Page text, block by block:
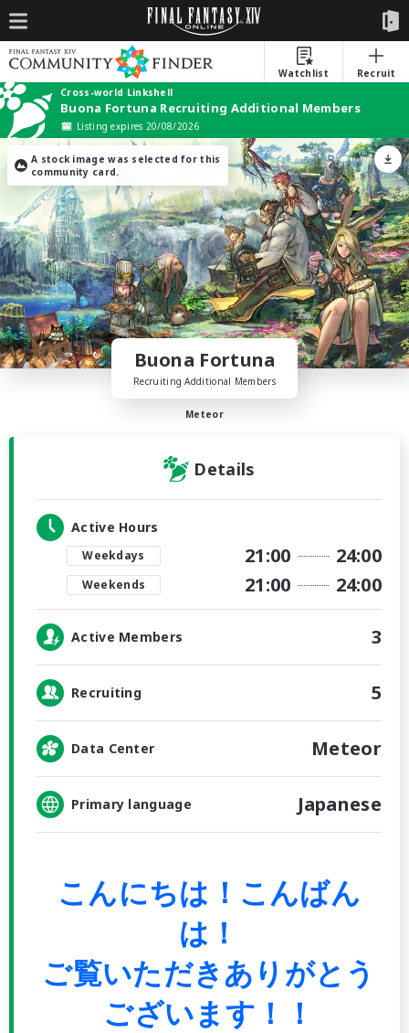
Watchlist
Recruit
Cross-world Linkshell
Buona Fortuna Recruiting Additional Members
Listing expires 20/08/2026
Buona Fortuna
Recruiting Additional Members
Meteor
A stock image was selected for this
community card.
Details
Active Hours
Weekdays 21:00 24:00
Weekends 21:00 24:00
Active Members 3
Recruiting 5
Data Center Meteor
Primary language Japanese
こんにちは！こんばん
は！
ご覧いただきありがとう
ございます！！